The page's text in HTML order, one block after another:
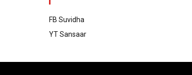
FB Suvidha
YT Sansaar